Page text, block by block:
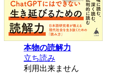
本物の読解力
立ち読み
利用出来ません